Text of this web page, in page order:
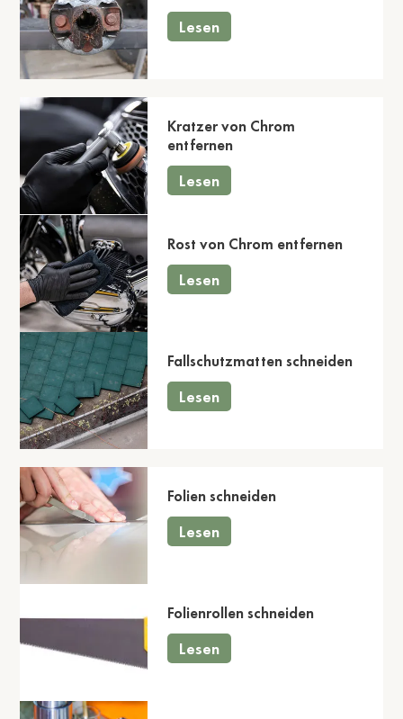
Lesen
Kratzer von Chrom
entfernen
Lesen
Rost von Chrom entfernen
Lesen
Fallschutzmatten schneiden
Lesen
Folien schneiden
Lesen
Folienrollen schneiden
Lesen